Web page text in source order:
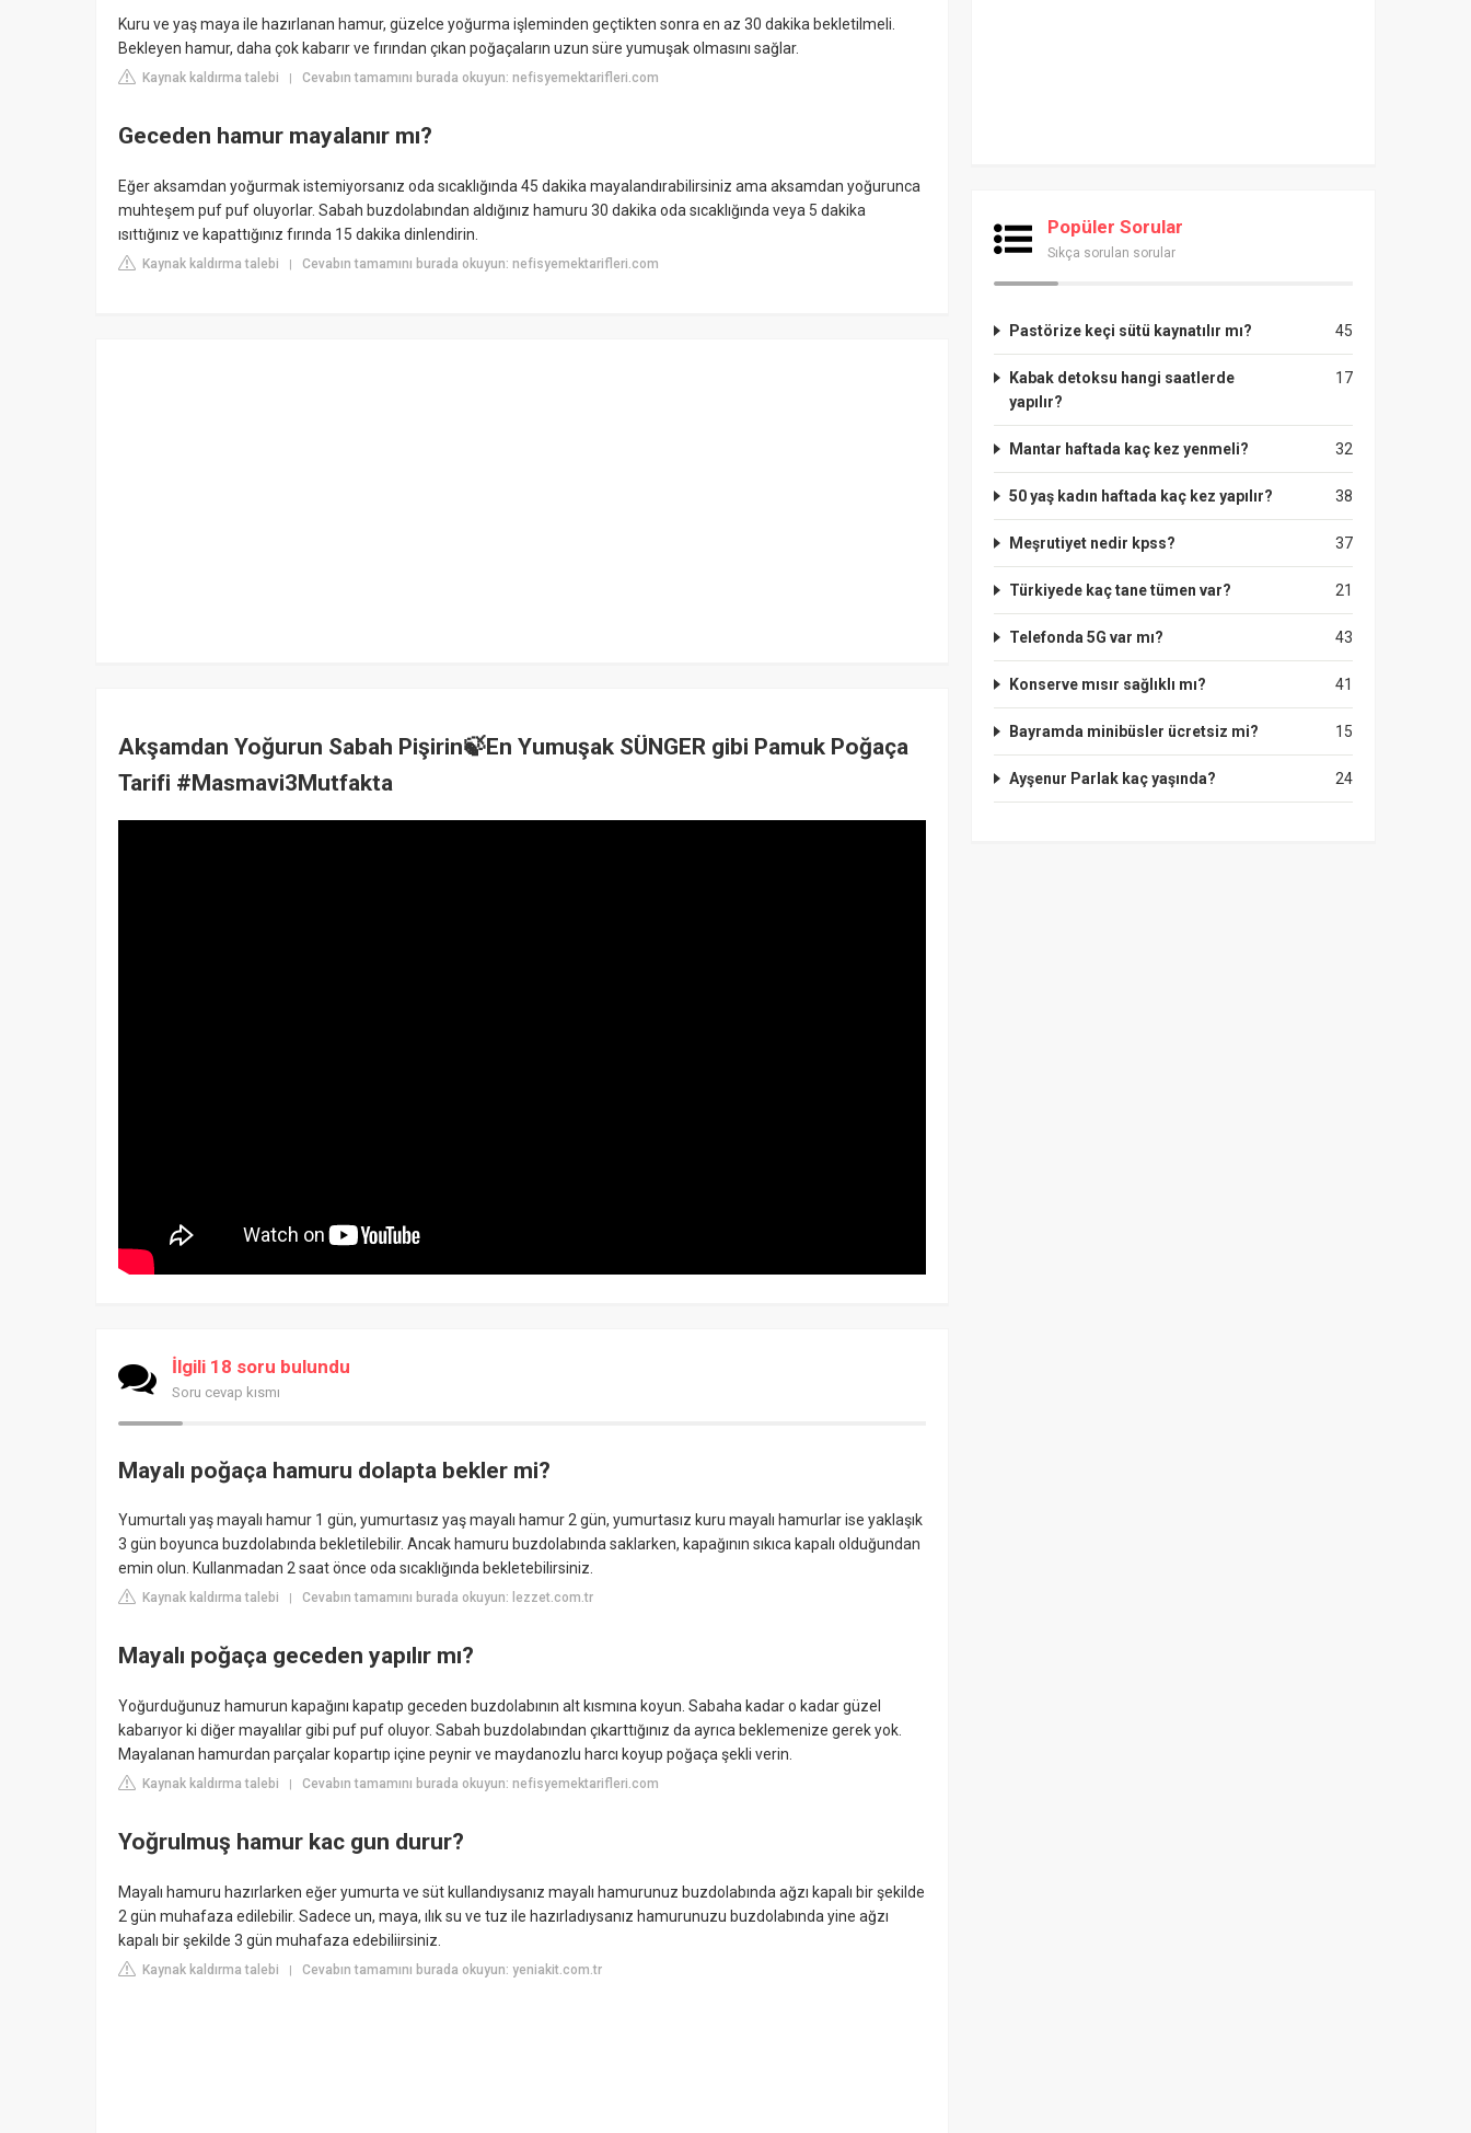
Kuru ve yaş maya ile hazırlanan hamur, güzelce yoğurma işleminden geçtikten sonra en az 30 dakika bekletilmeli.
Bekleyen hamur, daha çok kabarır ve fırından çıkan poğaçaların uzun süre yumuşak olmasını sağlar.
Kaynak kaldırma talebi | Cevabın tamamını burada okuyun: nefisyemektarifleri.com
Geceden hamur mayalanır mı?
Eğer aksamdan yoğurmak istemiyorsanız oda sıcaklığında 45 dakika mayalandırabilirsiniz ama aksamdan yoğurunca
muhteşem puf puf oluyorlar. Sabah buzdolabından aldığınız hamuru 30 dakika oda sıcaklığında veya 5 dakika
ısıttığınız ve kapattığınız fırında 15 dakika dinlendirin.
Kaynak kaldırma talebi | Cevabın tamamını burada okuyun: nefisyemektarifleri.com
Akşamdan Yoğurun Sabah Pişirin🍃En Yumuşak SÜNGER gibi Pamuk Poğaça
Tarifi #Masmavi3Mutfakta
İlgili 18 soru bulundu
Soru cevap kısmı
Mayalı poğaça hamuru dolapta bekler mi?
Yumurtalı yaş mayalı hamur 1 gün, yumurtasız yaş mayalı hamur 2 gün, yumurtasız kuru mayalı hamurlar ise yaklaşık
3 gün boyunca buzdolabında bekletilebilir. Ancak hamuru buzdolabında saklarken, kapağının sıkıca kapalı olduğundan
emin olun. Kullanmadan 2 saat önce oda sıcaklığında bekletebilirsiniz.
Kaynak kaldırma talebi | Cevabın tamamını burada okuyun: lezzet.com.tr
Mayalı poğaça geceden yapılır mı?
Yoğurduğunuz hamurun kapağını kapatıp geceden buzdolabının alt kısmına koyun. Sabaha kadar o kadar güzel
kabarıyor ki diğer mayalılar gibi puf puf oluyor. Sabah buzdolabından çıkarttığınız da ayrıca beklemenize gerek yok.
Mayalanan hamurdan parçalar kopartıp içine peynir ve maydanozlu harcı koyup poğaça şekli verin.
Kaynak kaldırma talebi | Cevabın tamamını burada okuyun: nefisyemektarifleri.com
Yoğrulmuş hamur kac gun durur?
Mayalı hamuru hazırlarken eğer yumurta ve süt kullandıysanız mayalı hamurunuz buzdolabında ağzı kapalı bir şekilde
2 gün muhafaza edilebilir. Sadece un, maya, ılık su ve tuz ile hazırladıysanız hamurunuzu buzdolabında yine ağzı
kapalı bir şekilde 3 gün muhafaza edebiliirsiniz.
Kaynak kaldırma talebi | Cevabın tamamını burada okuyun: yeniakit.com.tr
Popüler Sorular
Sıkça sorulan sorular
45
Pastörize keçi sütü kaynatılır mı?
17
Kabak detoksu hangi saatlerde
yapılır?
32
Mantar haftada kaç kez yenmeli?
38
50 yaş kadın haftada kaç kez yapılır?
37
Meşrutiyet nedir kpss?
21
Türkiyede kaç tane tümen var?
43
Telefonda 5G var mı?
41
Konserve mısır sağlıklı mı?
15
Bayramda minibüsler ücretsiz mi?
24
Ayşenur Parlak kaç yaşında?